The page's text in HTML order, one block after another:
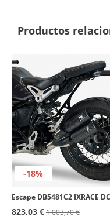
Productos
-18%
823,03 €1 003,70 €